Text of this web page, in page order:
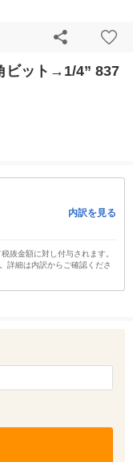
ビット→1/4” 837
内訳を見る
抜金額に対し付与されます。
詳細は内訳からご確認くださ